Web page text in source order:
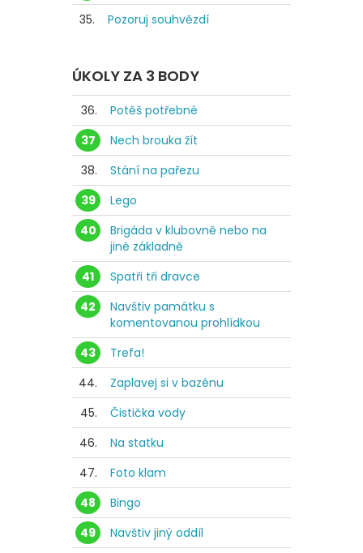
35.
Pozoruj souhvězdí
ÚKOLY ZA 3 BODY
36.
Potěš potřebné
37
Nech brouka žít
38.
Stání na pařezu
39
Lego
40
Brigáda v klubovně nebo na
jiné základně
41
Spatři tři dravce
42
Navštiv památku s
komentovanou prohlídkou
43
Trefa!
44.
Zaplavej si v bazénu
45.
Čistička vody
46.
Na statku
47.
Foto klam
48
Bingo
49
Navštiv jiný oddíl